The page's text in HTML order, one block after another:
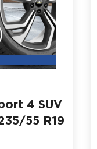
4 SUV
55 R19